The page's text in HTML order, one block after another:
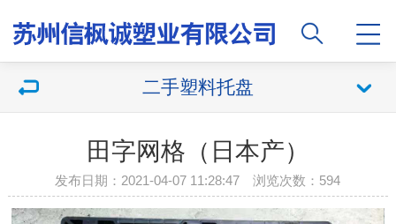
二手塑料托盘
田字网格（日本产）
发布日期：2021-04-07 11:28:47 浏览次数：594